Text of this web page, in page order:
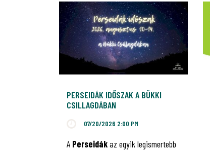
PERSEIDÁK IDŐSZAK A BÜKKI
CSILLAGDÁBAN
07/20/2026 2:00 PM
A Perseidákaz egyik legismertebb